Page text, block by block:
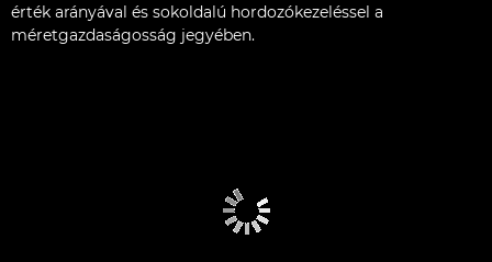
érték arányával és sokoldalú hordozókezeléssel a
méretgazdaságosság jegyében.